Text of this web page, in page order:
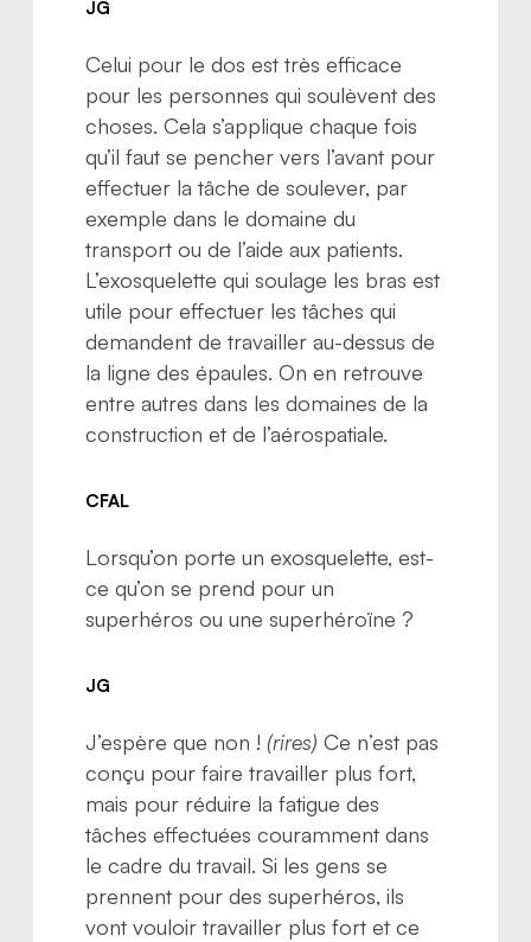
JG
Celui pour le dos est très efficace
pour les personnes qui soulèvent des
choses. Cela s’applique chaque fois
qu’il faut se pencher vers l’avant pour
effectuer la tâche de soulever, par
exemple dans le domaine du
transport ou de l’aide aux patients.
L’exosquelette qui soulage les bras est
utile pour effectuer les tâches qui
demandent de travailler au-dessus de
la ligne des épaules. On en retrouve
entre autres dans les domaines de la
construction et de l’aérospatiale.
CFAL
Lorsqu’on porte un exosquelette, est-
ce qu’on se prend pour un
superhéros ou une superhéroïne ?
JG
J’espère que non ! (rires) Ce n’est pas
conçu pour faire travailler plus fort,
mais pour réduire la fatigue des
tâches effectuées couramment dans
le cadre du travail. Si les gens se
prennent pour des superhéros, ils
vont vouloir travailler plus fort et ce